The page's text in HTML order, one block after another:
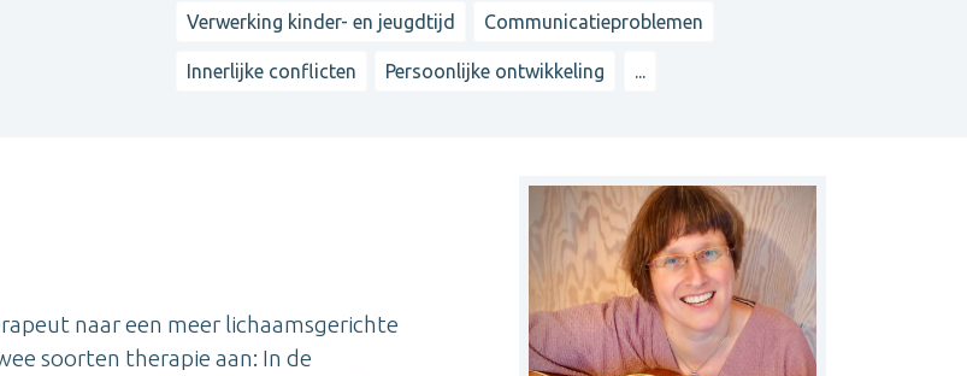
Verwerking kinder- en jeugdtijd Communicatieproblemen
Innerlijke conflicten Persoonlijke ontwikkeling
naar een meer lichaamsgerichte
soorten therapie aan: In de